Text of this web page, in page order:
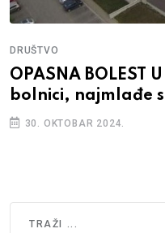
DRUŠTVO
OPASNA BOLEST
bolnici, najmlađe
30. OKTOBAR 2024.